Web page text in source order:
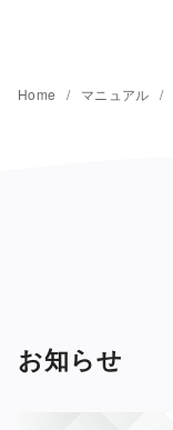
Home マニュアル
お知らせ